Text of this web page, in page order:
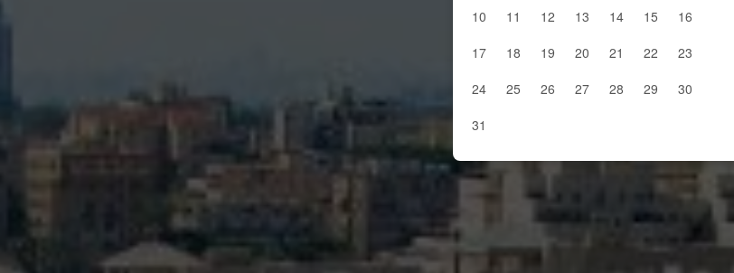
10
11 12 13 14 15
16
17
18 19 20 21 22
23
24
25 26 27 28 29
30
31